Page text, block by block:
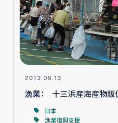
カカオ生産
シリア国内避難民・
トルコにおけるシ
インドネシア中部 スラウェ
スリランカ ムライティブ
2013.09.13
漁業： 十三浜産海産物販
日本
漁業復興支援